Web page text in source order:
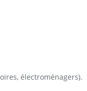
électroménagers).